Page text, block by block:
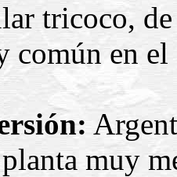
tricoco,
común en el
muy